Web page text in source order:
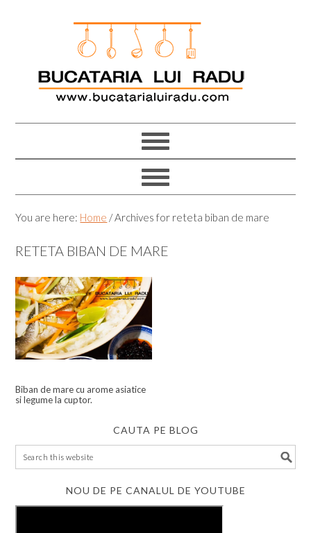
You are here: Home /Archives for reteta biban de mare
RETETA BIBAN DE MARE
Biban de mare cu arome asiatice
si legume la cuptor.
CAUTA PE BLOG
NOU DE PE CANALUL DE YOUTUBE